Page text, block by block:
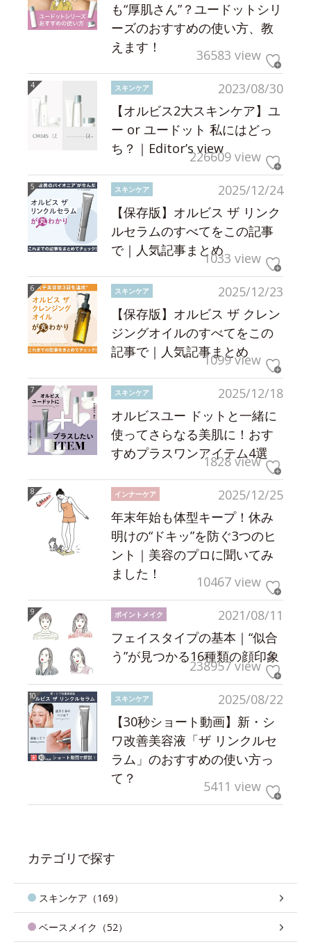
も“厚肌さん”？ユードットシリ
ーズのおすすめの使い方、教
えます！
36583 view
2023/08/30
スキンケア
【オルビス2大スキンケア】ユ
ー or ユードット 私にはどっ
ち？｜Editor’s view226609 view
2025/12/24
スキンケア
【保存版】オルビス ザ リンク
ルセラムのすべてをこの記事
で｜人気記事まとめ1033 view
2025/12/23
スキンケア
【保存版】オルビス ザ クレン
ジングオイルのすべてをこの
記事で｜人気記事まとめ
1099 view
2025/12/18
スキンケア
オルビスユー ドットと一緒に
使ってさらなる美肌に！おす
すめプラスワンアイテム4選
1828 view
2025/12/25
インナーケア
年末年始も体型キープ！休み
明けの“ドキッ”を防ぐ3つのヒ
ント｜美容のプロに聞いてみ
ました！
10467 view
2021/08/11
ポイントメイク
フェイスタイプの基本｜“似合
う”が見つかる16種類の顔印象
238957 view
2025/08/22
スキンケア
【30秒ショート動画】新・シ
ワ改善美容液「ザ リンクルセ
ラム」のおすすめの使い方っ
て？
5411 view
カテゴリで探す
スキンケア（169）
ベースメイク（52）